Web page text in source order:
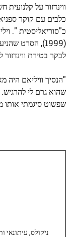
ווינדזור על
כלבים עם קוקר
כ"סוריאליסטית ".
(1999), הסרט
לבקר בטירת
"הנסיך וויליאם היה
שהוא גרם לי
שפשוט סיגמתי אותו